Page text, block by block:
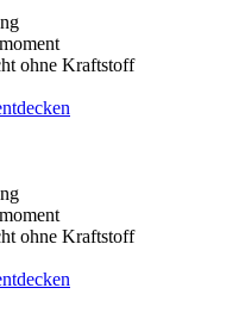
ohne Kraftstoff
ohne Kraftstoff